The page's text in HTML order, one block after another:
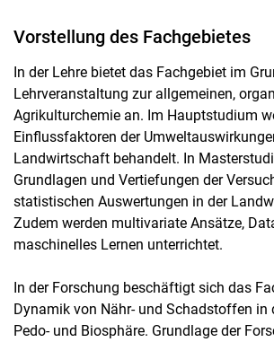
Vorstellung des Fachgebietes
In der Lehre bietet das Fachgebiet im
Lehrveranstaltung zur allgemeinen,
Agrikulturchemie an. Im Hauptstudium
Einflussfaktoren der
Landwirtschaft behandelt. In
Grundlagen und Vertiefungen der
statistischen Auswertungen in der
Zudem werden multivariate Ansätze,
maschinelles Lernen unterrichtet.
In der Forschung beschäftigt sich das
Dynamik von Nähr- und Schadstoffen in
Pedo- und Biosphäre. Grundlage der